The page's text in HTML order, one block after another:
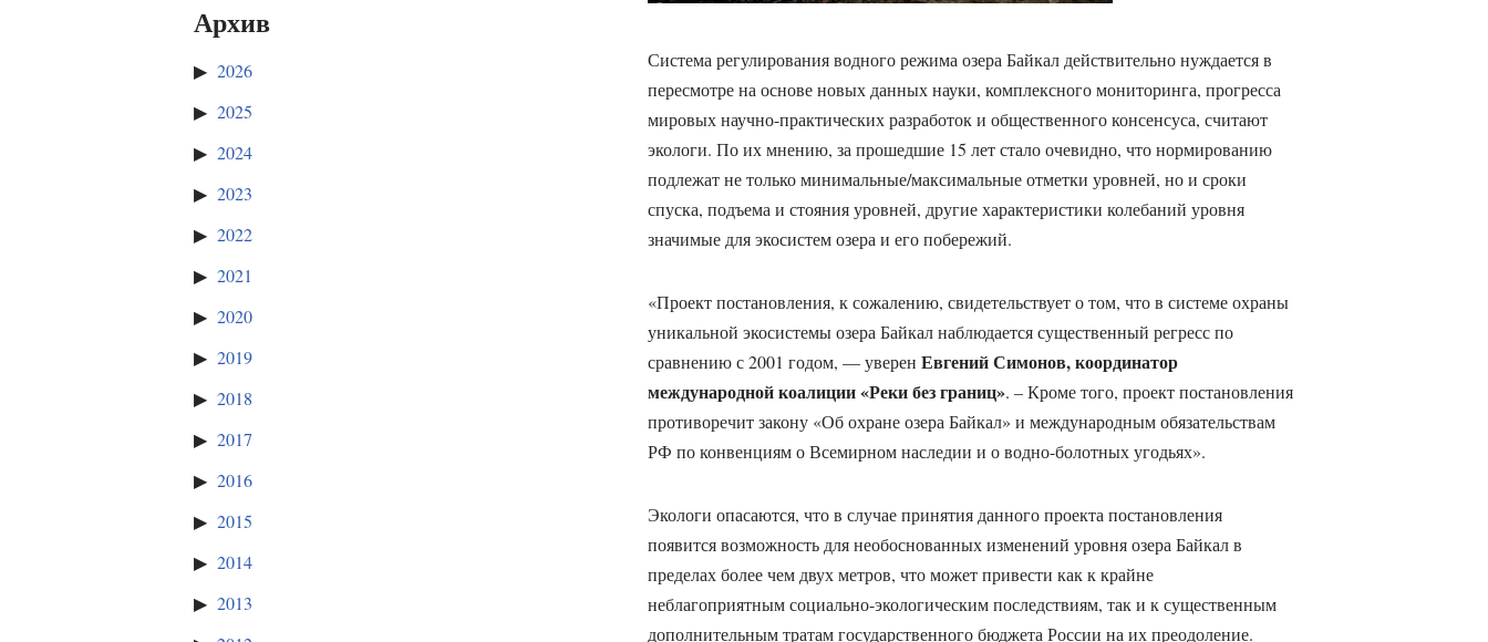
Архив
2026
2025
2024
2023
2022
2021
2020
2019
2018
2017
2016
2015
2014
2013
Система регулирования водного режима озера Байкал действительно нуждается в
пересмотре на основе новых данных науки, комплексного мониторинга, прогресса
мировых научно-практических разработок и общественного консенсуса, считают
экологи. По их мнению, за прошедшие 15 лет стало очевидно, что нормированию
подлежат не только минимальные/максимальные отметки уровней, но и сроки
спуска, подъема и стояния уровней, другие характеристики колебаний уровня
значимые для экосистем озера и его побережий.
«Проект постановления, к сожалению, свидетельствует о том, что в системе охраны
уникальной экосистемы озера Байкал наблюдается существенный регресс по
сравнению с 2001 годом, — уверен Евгений Симонов, координатор
международной коалиции «Реки без границ». – Кроме того, проект постановления
противоречит закону «Об охране озера Байкал» и международным обязательствам
РФ по конвенциям о Всемирном наследии и о водно-болотных угодьях».
Экологи опасаются, что в случае принятия данного проекта постановления
появится возможность для необоснованных изменений уровня озера Байкал в
пределах более чем двух метров, что может привести как к крайне
неблагоприятным социально-экологическим последствиям, так и к существенным
дополнительным тратам государственного бюджета России на их преодоление.